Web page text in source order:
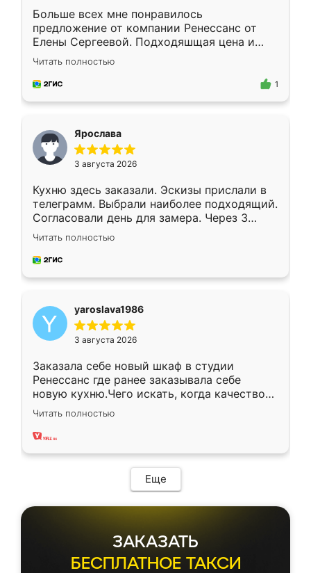
Больше всех мне понравилось
предложение от компании Ренессанс от
Елены Сергеевой. Подходяшщая цена и
короткие сроки изготовления. Приехавший
для замера сотрудник Владислав
предложил по моему эскизу самый
Читать полностью
1
Ярослава
3 августа 2026
Кухню здесь заказали. Эскизы прислали в
телеграмм. Выбрали наиболее подходящий.
Согласовали день для замера. Через 3
недели кухня была уже готова. Остались
довольны работой. Спасибо Ренессанс
мебель за качественную работу!
Читать полностью
yaroslava1986
3 августа 2026
Заказала себе новый шкаф в студии
Ренессанс где ранее заказывала себе
новую кухню.Чего искать, когда качеством
вполне довольна. Служит кухня уже почти
два года, нареканий нет.
Читать полностью
Еще
ЗАКАЗАТЬ
БЕСПЛАТНОЕ ТАКСИ